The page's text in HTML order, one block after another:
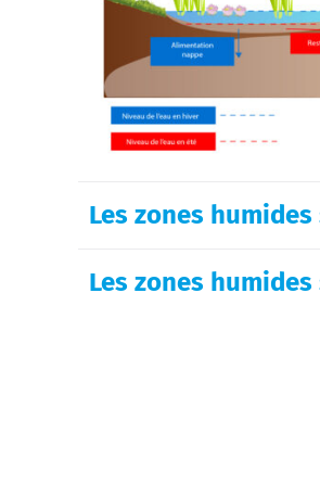
Les zones
Les zones